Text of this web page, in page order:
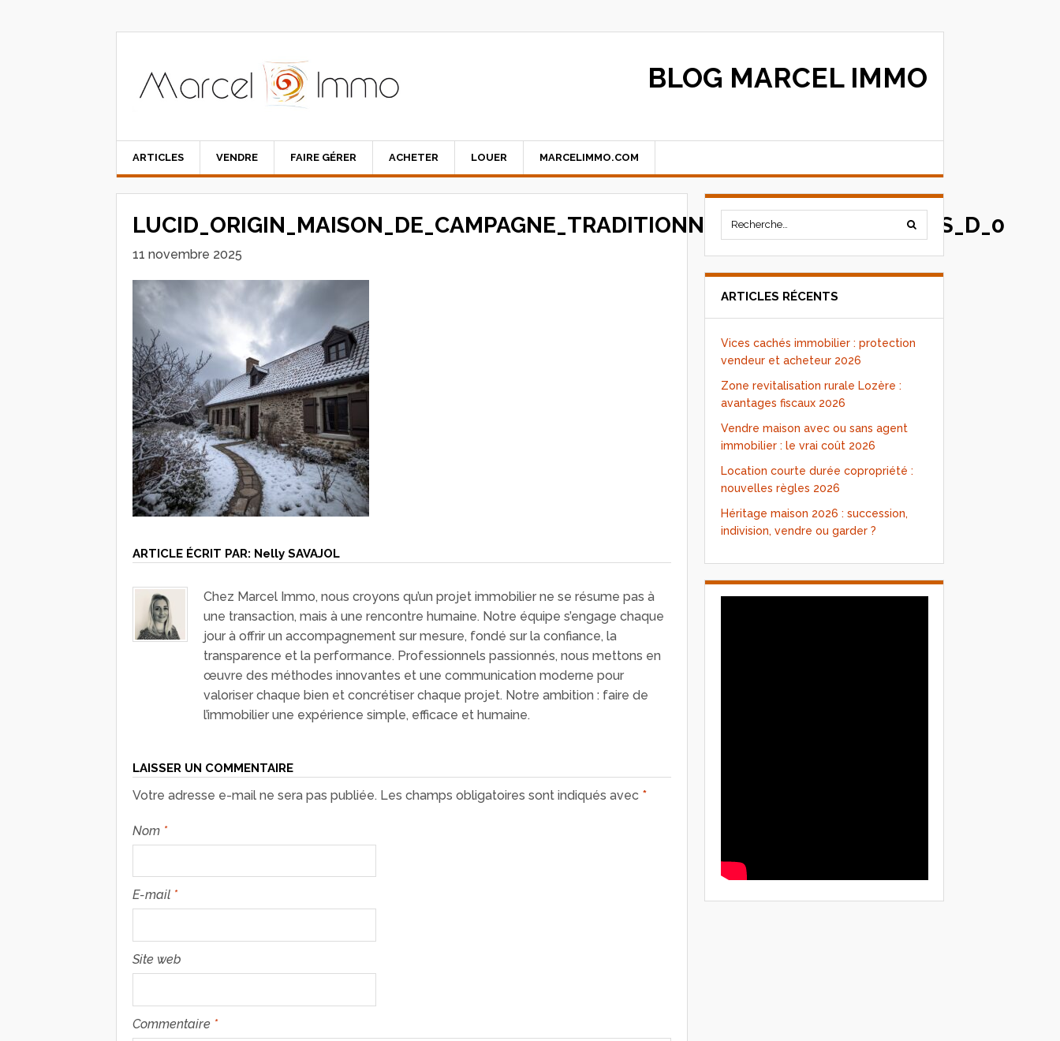
BLOG MARCEL IMMO
ARTICLES VENDRE FAIRE GÉRER ACHETER LOUER MARCELIMMO.COM
LUCID_ORIGIN_MAISON_DE_CAMPAGNE_TRADITIONNELLE_AVEC_DES_MURS_D_0
11 novembre 2025
ARTICLE ÉCRIT PAR: Nelly SAVAJOL
Chez Marcel Immo, nous croyons qu’un projet immobilier ne se résume pas à
une transaction, mais à une rencontre humaine. Notre équipe s’engage chaque
jour à offrir un accompagnement sur mesure, fondé sur la confiance, la
transparence et la performance. Professionnels passionnés, nous mettons en
œuvre des méthodes innovantes et une communication moderne pour
valoriser chaque bien et concrétiser chaque projet. Notre ambition : faire de
l’immobilier une expérience simple, efficace et humaine.
LAISSER UN COMMENTAIRE
Votre adresse e-mail ne sera pas publiée. Les champs obligatoires sont indiqués avec *
Nom *
E-mail *
Site web
Commentaire *
ARTICLES RÉCENTS
Vices cachés immobilier : protection
vendeur et acheteur 2026
Zone revitalisation rurale Lozère :
avantages fiscaux 2026
Vendre maison avec ou sans agent
immobilier : le vrai coût 2026
Location courte durée copropriété :
nouvelles règles 2026
Héritage maison 2026 : succession,
indivision, vendre ou garder ?